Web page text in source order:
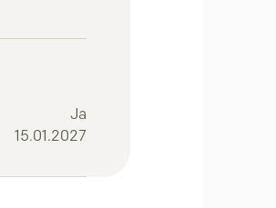
Ja
15.01.2027